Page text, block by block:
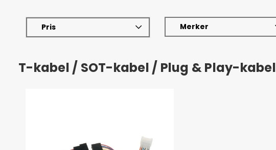
Pris Merker
T-kabel / SOT-kabel / Plug & Play-kabel